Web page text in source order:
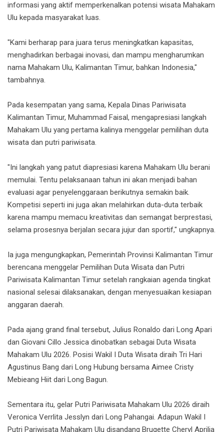
informasi yang aktif memperkenalkan potensi wisata Mahakam
Ulu kepada masyarakat luas.
"Kami berharap para juara terus meningkatkan kapasitas,
menghadirkan berbagai inovasi, dan mampu mengharumkan
nama Mahakam Ulu, Kalimantan Timur, bahkan Indonesia,"
tambahnya.
Pada kesempatan yang sama, Kepala Dinas Pariwisata
Kalimantan Timur, Muhammad Faisal, mengapresiasi langkah
Mahakam Ulu yang pertama kalinya menggelar pemilihan duta
wisata dan putri pariwisata.
"Ini langkah yang patut diapresiasi karena Mahakam Ulu berani
memulai. Tentu pelaksanaan tahun ini akan menjadi bahan
evaluasi agar penyelenggaraan berikutnya semakin baik.
Kompetisi seperti ini juga akan melahirkan duta-duta terbaik
karena mampu memacu kreativitas dan semangat berprestasi,
selama prosesnya berjalan secara jujur dan sportif," ungkapnya.
Ia juga mengungkapkan, Pemerintah Provinsi Kalimantan Timur
berencana menggelar Pemilihan Duta Wisata dan Putri
Pariwisata Kalimantan Timur setelah rangkaian agenda tingkat
nasional selesai dilaksanakan, dengan menyesuaikan kesiapan
anggaran daerah.
Pada ajang grand final tersebut, Julius Ronaldo dari Long Apari
dan Giovani Cillo Jessica dinobatkan sebagai Duta Wisata
Mahakam Ulu 2026. Posisi Wakil I Duta Wisata diraih Tri Hari
Agustinus Bang dari Long Hubung bersama Aimee Cristy
Mebieang Hiit dari Long Bagun.
Sementara itu, gelar Putri Pariwisata Mahakam Ulu 2026 diraih
Veronica Verrlita Jesslyn dari Long Pahangai. Adapun Wakil I
Putri Pariwisata Mahakam Ulu disandang Brugette Cheryl Aprilia